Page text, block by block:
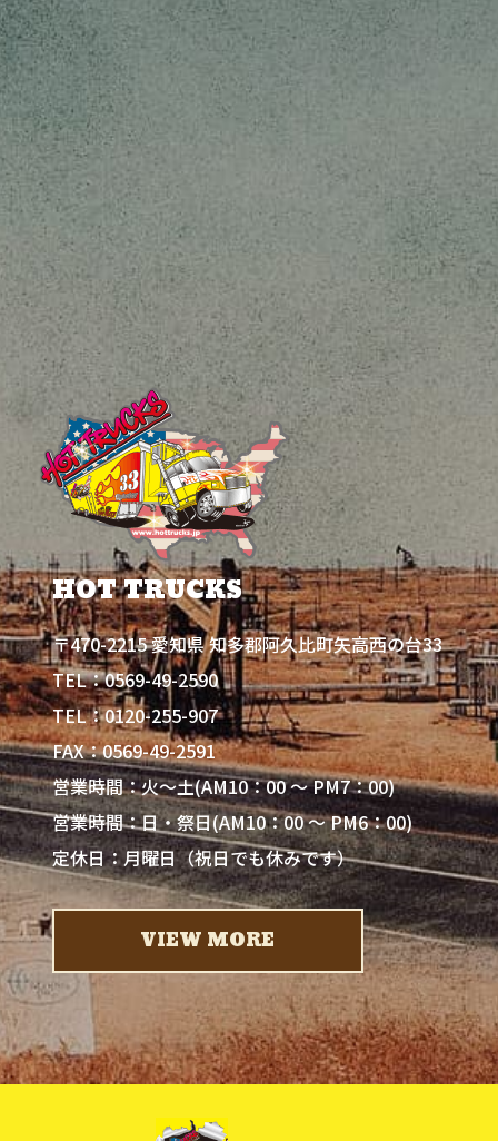
HOT TRUCKS
〒470-2215 愛知県 知多郡阿久比町矢高西の台33
TEL：0569-49-2590
TEL：0120-255-907
FAX：0569-49-2591
営業時間：火～土(AM10：00 ～ PM7：00)
営業時間：日・祭日(AM10：00 ～ PM6：00)
定休日：月曜日（祝日でも休みです）
VIEW MORE